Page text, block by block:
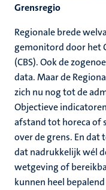
Grensregio
Regionale brede
gemonitord door het
(CBS). Ook de
data. Maar de
zich nu nog tot de
Objectieve
afstand tot horeca of
over de grens. En dat
dat nadrukkelijk wél
wetgeving of
kunnen heel